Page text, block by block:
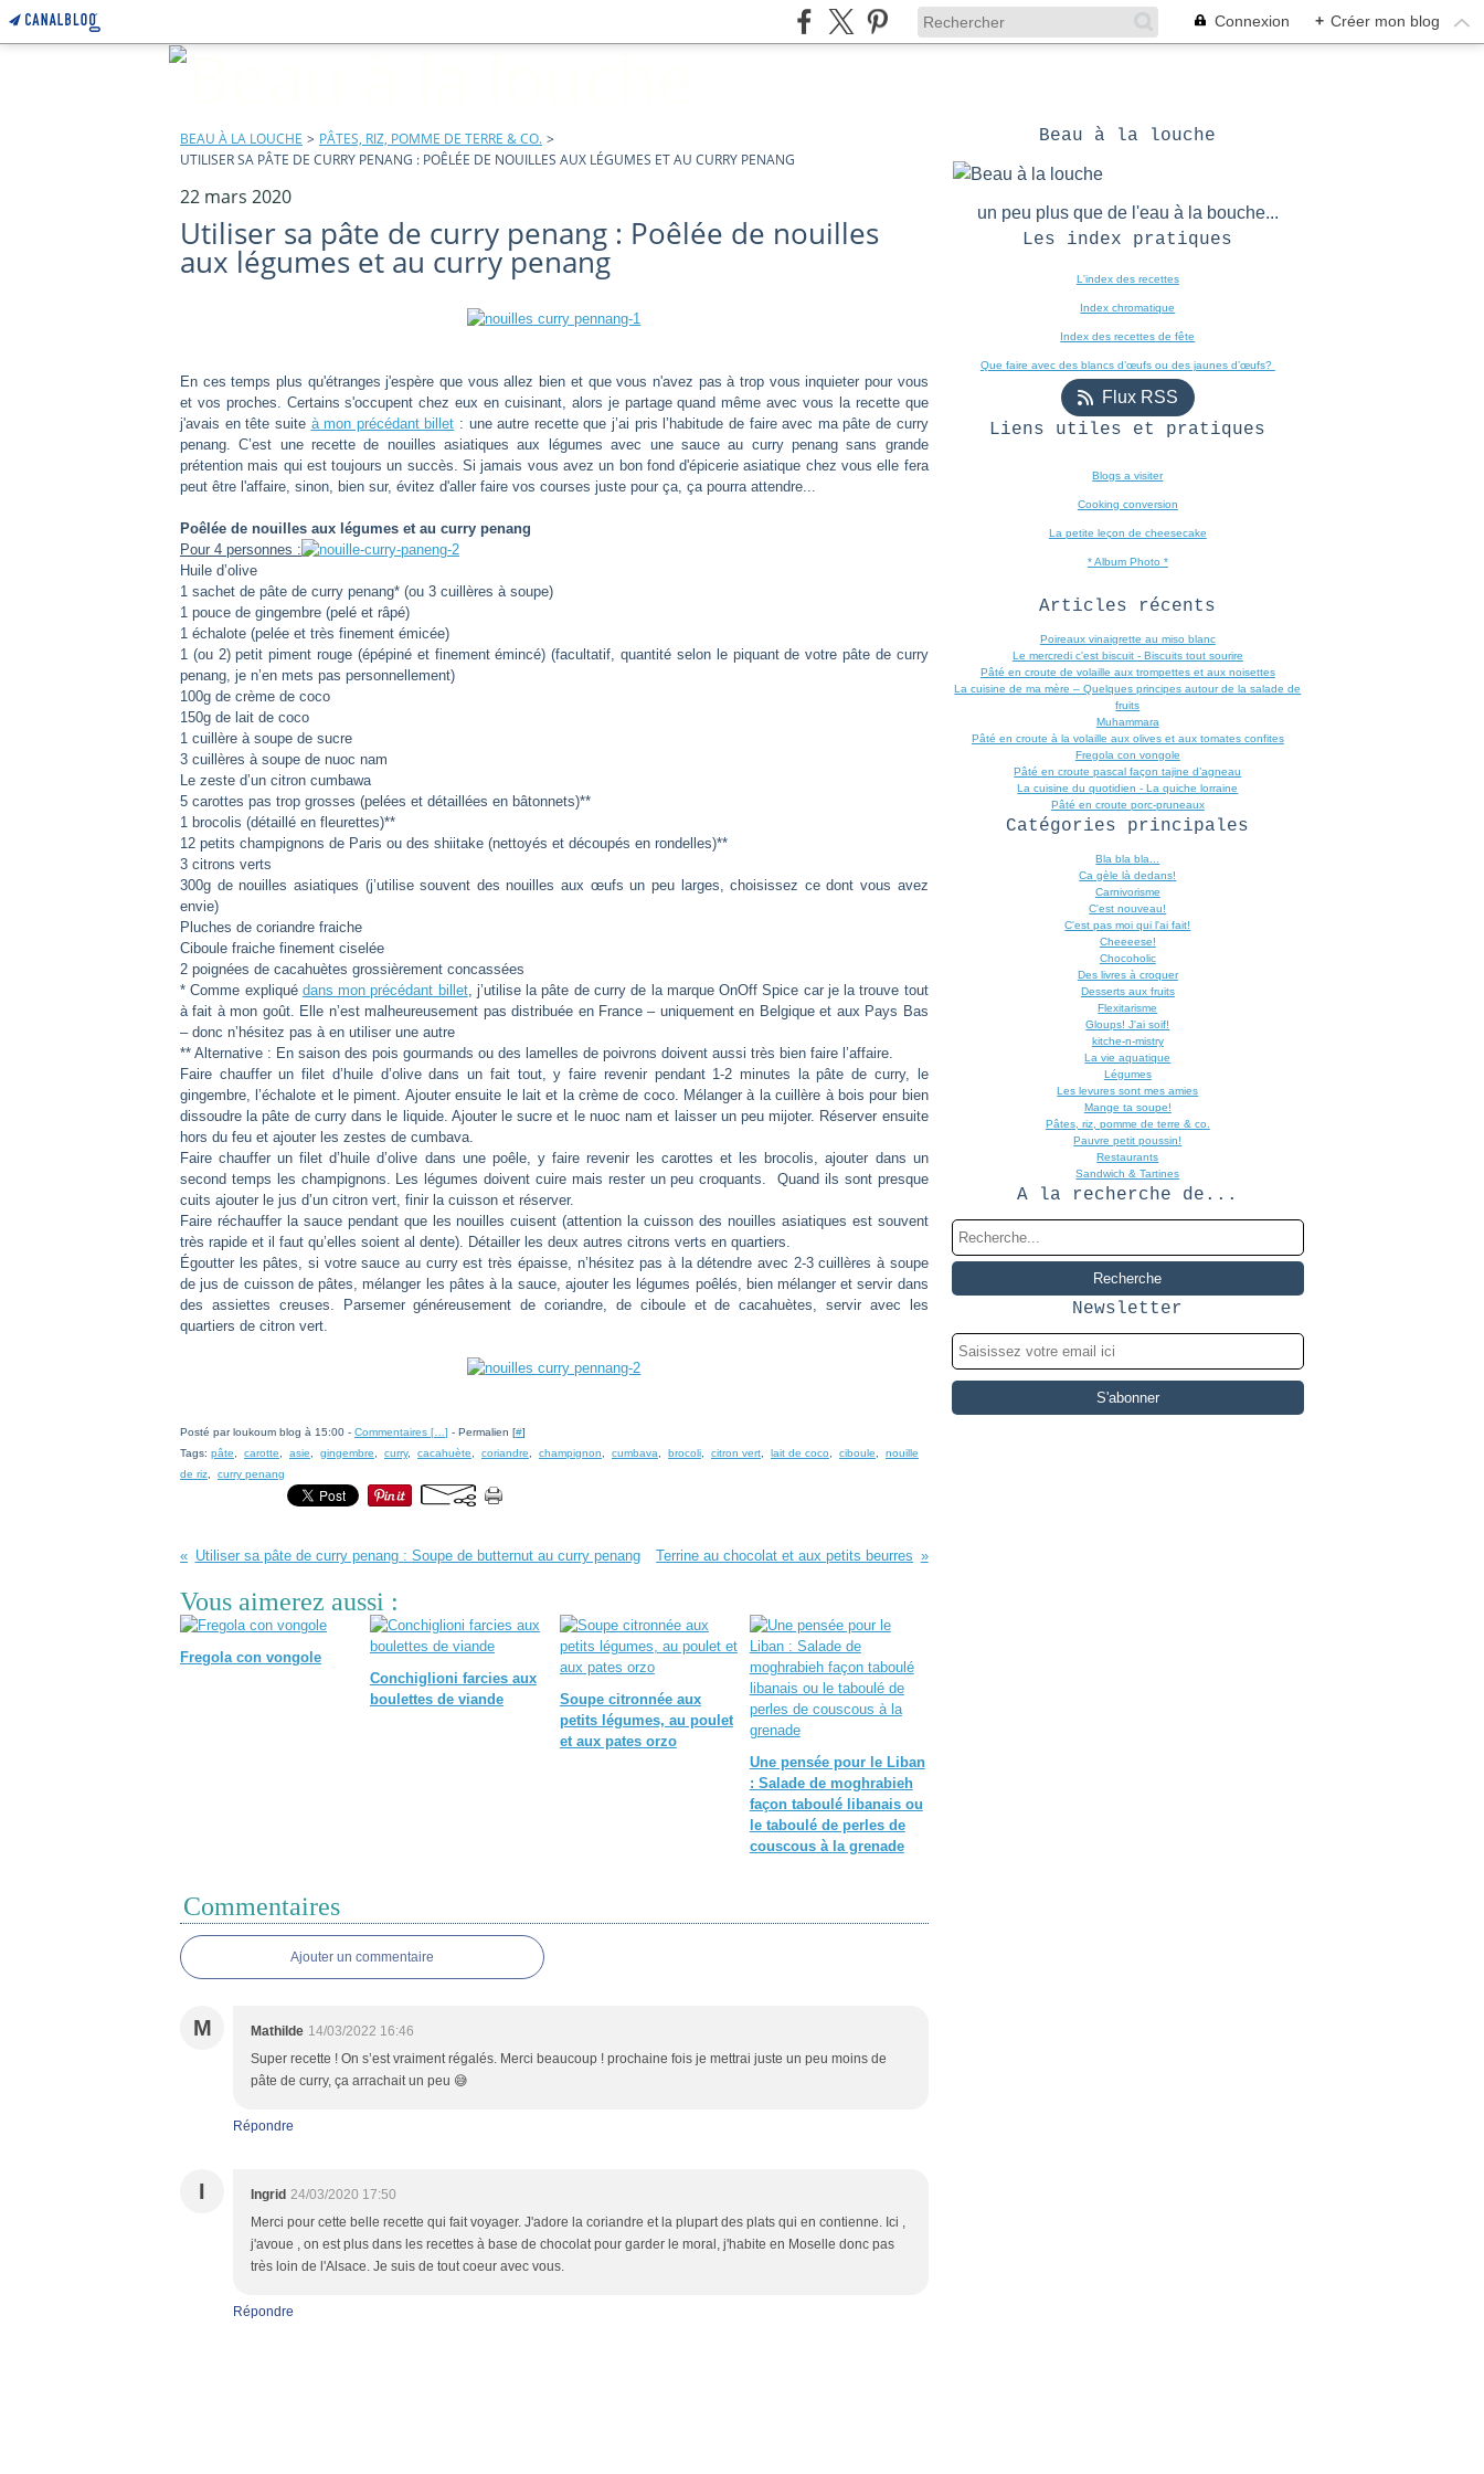
Connexion + Créer mon blog
BEAU À LA LOUCHE > PÂTES, RIZ, POMME DE TERRE & CO. >
UTILISER SA PÂTE DE CURRY PENANG : POÊLÉE DE NOUILLES AUX LÉGUMES ET AU CURRY PENANG
22 mars 2020
Utiliser sa pâte de curry penang : Poêlée de nouilles
aux légumes et au curry penang
En ces temps plus qu'étranges j'espère que vous allez bien et que vous n'avez pas à trop vous inquieter pour vous
et vos proches. Certains s'occupent chez eux en cuisinant, alors je partage quand même avec vous la recette que
j'avais en tête suite à mon précédant billet : une autre recette que j’ai pris l’habitude de faire avec ma pâte de curry
penang. C’est une recette de nouilles asiatiques aux légumes avec une sauce au curry penang sans grande
prétention mais qui est toujours un succès. Si jamais vous avez un bon fond d'épicerie asiatique chez vous elle fera
peut être l'affaire, sinon, bien sur, évitez d'aller faire vos courses juste pour ça, ça pourra attendre...
Poêlée de nouilles aux légumes et au curry penang
Pour 4 personnes :
Huile d’olive
1 sachet de pâte de curry penang* (ou 3 cuillères à soupe)
1 pouce de gingembre (pelé et râpé)
1 échalote (pelée et très finement émicée)
1 (ou 2) petit piment rouge (épépiné et finement émincé) (facultatif, quantité selon le piquant de votre pâte de curry
penang, je n’en mets pas personnellement)
100g de crème de coco
150g de lait de coco
1 cuillère à soupe de sucre
3 cuillères à soupe de nuoc nam
Le zeste d’un citron cumbawa
5 carottes pas trop grosses (pelées et détaillées en bâtonnets)**
1 brocolis (détaillé en fleurettes)**
12 petits champignons de Paris ou des shiitake (nettoyés et découpés en rondelles)**
3 citrons verts
300g de nouilles asiatiques (j’utilise souvent des nouilles aux œufs un peu larges, choisissez ce dont vous avez
envie)
Pluches de coriandre fraiche
Ciboule fraiche finement ciselée
2 poignées de cacahuètes grossièrement concassées
* Comme expliqué dans mon précédant billet, j’utilise la pâte de curry de la marque OnOff Spice car je la trouve tout
à fait à mon goût. Elle n’est malheureusement pas distribuée en France – uniquement en Belgique et aux Pays Bas
– donc n’hésitez pas à en utiliser une autre
** Alternative : En saison des pois gourmands ou des lamelles de poivrons doivent aussi très bien faire l’affaire.
Faire chauffer un filet d’huile d’olive dans un fait tout, y faire revenir pendant 1-2 minutes la pâte de curry, le
gingembre, l’échalote et le piment. Ajouter ensuite le lait et la crème de coco. Mélanger à la cuillère à bois pour bien
dissoudre la pâte de curry dans le liquide. Ajouter le sucre et le nuoc nam et laisser un peu mijoter. Réserver ensuite
hors du feu et ajouter les zestes de cumbava.
Faire chauffer un filet d’huile d’olive dans une poêle, y faire revenir les carottes et les brocolis, ajouter dans un
second temps les champignons. Les légumes doivent cuire mais rester un peu croquants. Quand ils sont presque
cuits ajouter le jus d’un citron vert, finir la cuisson et réserver.
Faire réchauffer la sauce pendant que les nouilles cuisent (attention la cuisson des nouilles asiatiques est souvent
très rapide et il faut qu’elles soient al dente). Détailler les deux autres citrons verts en quartiers.
Égoutter les pâtes, si votre sauce au curry est très épaisse, n’hésitez pas à la détendre avec 2-3 cuillères à soupe
de jus de cuisson de pâtes, mélanger les pâtes à la sauce, ajouter les légumes poêlés, bien mélanger et servir dans
des assiettes creuses. Parsemer généreusement de coriandre, de ciboule et de cacahuètes, servir avec les
quartiers de citron vert.
Posté par loukoum blog à 15:00 - Commentaires [ ] - Permalien [#]
Tags: pâte carotte asie gingembre curry, cacahuète coriandre champignon cumbava brocoli citron vert lait de coco ciboule
nouille
de riz
curry penang
Utiliser sa pâte de curry penang : Soupe de butternut au curry penang Terrine au chocolat et aux petits beurres
Vous aimerez aussi :
Fregola con vongole
Conchiglioni farcies aux
boulettes de viande
Soupe citronnée aux
petits légumes, au poulet
et aux pates orzo
Une pensée pour le Liban
: Salade de moghrabieh
façon taboulé libanais ou
le taboulé de perles de
couscous à la grenade
Commentaires
Ajouter un commentaire
M Mathilde 14/03/2022 16:46
Super recette ! On s’est vraiment régalés. Merci beaucoup ! prochaine fois je mettrai juste un peu moins de
pâte de curry, ça arrachait un peu 😅
Répondre
I Ingrid 24/03/2020 17:50
Merci pour cette belle recette qui fait voyager. J'adore la coriandre et la plupart des plats qui en contienne. Ici ,
j'avoue , on est plus dans les recettes à base de chocolat pour garder le moral, j'habite en Moselle donc pas
très loin de l'Alsace. Je suis de tout coeur avec vous.
Répondre
Beau à la louche
un peu plus que de l'eau à la bouche...
Les index pratiques
L'index des recettes
Index chromatique
Index des recettes de fête
Que faire avec des blancs d’œufs ou des jaunes d’œufs?
Flux RSS
Liens utiles et pratiques
Blogs a visiter
Cooking conversion
La petite leçon de cheesecake
* Album Photo *
Articles récents
Poireaux vinaigrette au miso blanc
Le mercredi c'est biscuit - Biscuits tout sourire
Pâté en croute de volaille aux trompettes et aux noisettes
La cuisine de ma mère – Quelques principes autour de la salade de
fruits
Muhammara
Pâté en croute à la volaille aux olives et aux tomates confites
Fregola con vongole
Pâté en croute pascal façon tajine d’agneau
La cuisine du quotidien - La quiche lorraine
Pâté en croute porc-pruneaux
Catégories principales
Bla bla bla...
Ca gèle là dedans!
Carnivorisme
C'est nouveau!
C'est pas moi qui l'ai fait!
Cheeeese!
Chocoholic
Des livres à croquer
Desserts aux fruits
Flexitarisme
Gloups! J'ai soif!
kitche-n-mistry
La vie aquatique
Légumes
Les levures sont mes amies
Mange ta soupe!
Pâtes, riz, pomme de terre & co.
Pauvre petit poussin!
Restaurants
Sandwich & Tartines
A la recherche de...
Newsletter